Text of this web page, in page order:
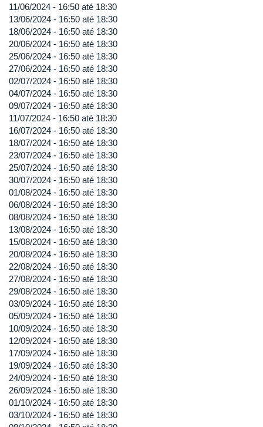
11/06/2024 - 16:50 até 18:30
13/06/2024 - 16:50 até 18:30
18/06/2024 - 16:50 até 18:30
20/06/2024 - 16:50 até 18:30
25/06/2024 - 16:50 até 18:30
27/06/2024 - 16:50 até 18:30
02/07/2024 - 16:50 até 18:30
04/07/2024 - 16:50 até 18:30
09/07/2024 - 16:50 até 18:30
11/07/2024 - 16:50 até 18:30
16/07/2024 - 16:50 até 18:30
18/07/2024 - 16:50 até 18:30
23/07/2024 - 16:50 até 18:30
25/07/2024 - 16:50 até 18:30
30/07/2024 - 16:50 até 18:30
01/08/2024 - 16:50 até 18:30
06/08/2024 - 16:50 até 18:30
08/08/2024 - 16:50 até 18:30
13/08/2024 - 16:50 até 18:30
15/08/2024 - 16:50 até 18:30
20/08/2024 - 16:50 até 18:30
22/08/2024 - 16:50 até 18:30
27/08/2024 - 16:50 até 18:30
29/08/2024 - 16:50 até 18:30
03/09/2024 - 16:50 até 18:30
05/09/2024 - 16:50 até 18:30
10/09/2024 - 16:50 até 18:30
12/09/2024 - 16:50 até 18:30
17/09/2024 - 16:50 até 18:30
19/09/2024 - 16:50 até 18:30
24/09/2024 - 16:50 até 18:30
26/09/2024 - 16:50 até 18:30
01/10/2024 - 16:50 até 18:30
03/10/2024 - 16:50 até 18:30